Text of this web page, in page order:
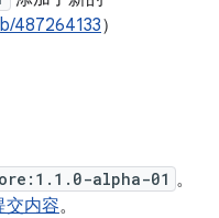
b/487264133）
alpha-01 。
交内容。